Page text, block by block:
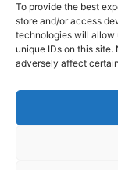
To provide the best
store and/or access
technologies will allow
unique IDs on this
adversely affect
À propos de
Boutique